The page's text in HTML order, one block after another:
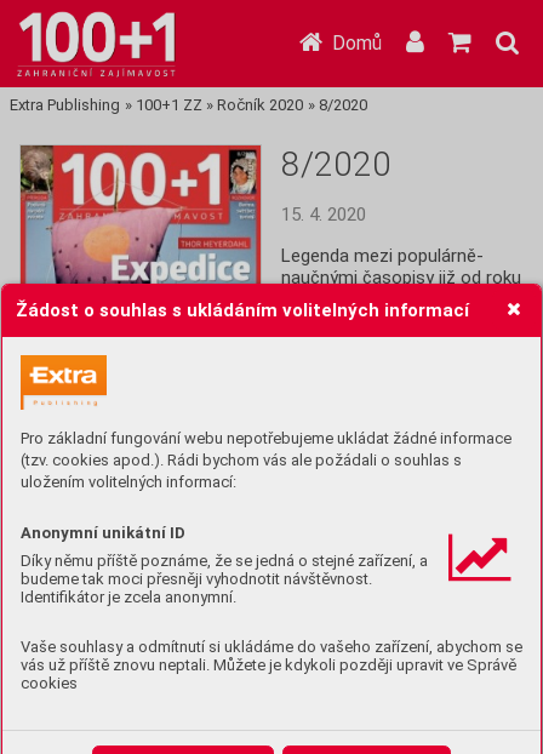
Žádost o souhlas s ukládáním volitelných informací
Pro základní fungování webu nepotřebujeme ukládat žádné informace
(tzv. cookies apod.). Rádi bychom vás ale požádali o souhlas s
uložením volitelných informací:
Anonymní unikátní ID
Díky němu příště poznáme, že se jedná o stejné zařízení, a
budeme tak moci přesněji vyhodnotit návštěvnost.
Identifikátor je zcela anonymní.
Vaše souhlasy a odmítnutí si ukládáme do vašeho zařízení, abychom se
vás už příště znovu neptali. Můžete je kdykoli později upravit ve Správě
cookies
Domů
Extra Publishing » 100+1 ZZ » Ročník 2020 » 8/2020
8/2020
15. 4. 2020
Legenda mezi populárně-
naučnými časopisy již od roku
1964! Stoplusjednička je
čtrnáctideník plný informací z
celého světa: Historie, věda,
Koupit (39 Kč)
Obsah